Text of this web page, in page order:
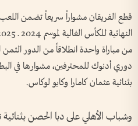
من مباراة واحدة انطلاقاً من الدور الثمن
دوري أدنوك للمحترفين، مشوارها في
بثنائية عثمان كامارا وكايو لوكاس.
وشباب الأهلي على دبا الحصن بثنائية